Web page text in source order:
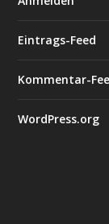
Eintrags-Feed
Kommentar-
WordPress.org